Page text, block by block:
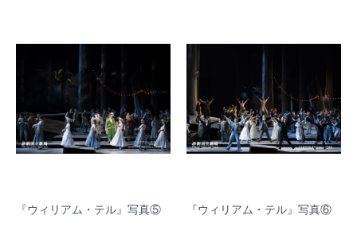
『ウィリアム・テル』写真⑤
『ウィリアム・テル』写真⑥